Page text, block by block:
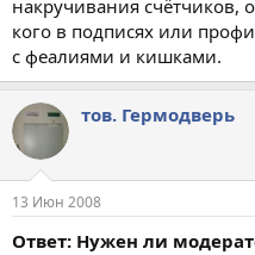
накручивания счётчиков,
кого в подписях или
с феалиями и кишками.
тов. Гермодверь
13 Июн 2008
Ответ: Нужен ли